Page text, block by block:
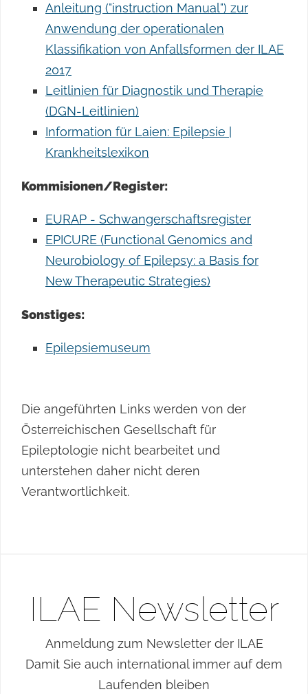
Anleitung ("instruction Manual") zur
Anwendung der operationalen
Klassifikation von Anfallsformen der ILAE
2017
Leitlinien für Diagnostik und Therapie
(DGN-Leitlinien)
Information für Laien: Epilepsie |
Krankheitslexikon
Kommisionen/Register:
EURAP - Schwangerschaftsregister
EPICURE (Functional Genomics and
Neurobiology of Epilepsy: a Basis for
New Therapeutic Strategies)
Sonstiges:
Epilepsiemuseum
Die angeführten Links werden von der
Österreichischen Gesellschaft für
Epileptologie nicht bearbeitet und
unterstehen daher nicht deren
Verantwortlichkeit.
ILAE Newsletter
Anmeldung zum Newsletter der ILAE
Damit Sie auch international immer auf dem
Laufenden bleiben